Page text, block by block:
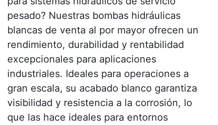
pesado? Nuestras bombas hidráulicas
blancas de venta al por mayor ofrecen un
rendimiento, durabilidad y rentabilidad
excepcionales para aplicaciones
industriales. Ideales para operaciones a
gran escala, su acabado blanco garantiza
visibilidad y resistencia a la corrosión, lo
que las hace ideales para entornos